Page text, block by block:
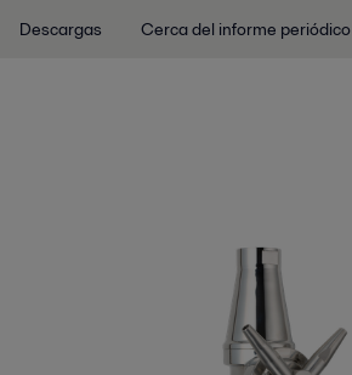
Descargas Cerca del informe periódico